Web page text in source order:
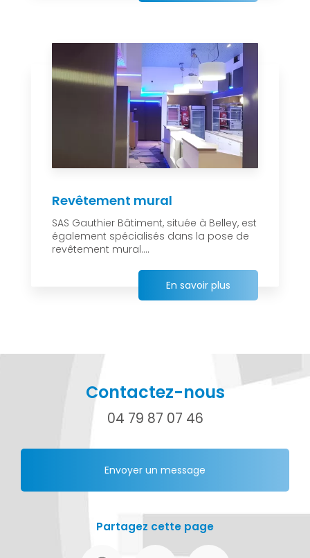
Revêtement mural
SAS Gauthier Bâtiment, située à Belley, est
également spécialisés dans la pose de
revêtement mural....
En savoir plus
Contactez-nous
04 79 87 07 46
Envoyer un message
Partagez cette page
Facebook Twitter